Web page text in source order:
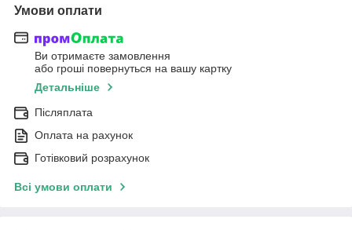
Умови оплати
Ви отримаєте замовлення
або гроші повернуться на вашу картку
Детальніше
Післяплата
Оплата на рахунок
Готівковий розрахунок
Всі умови оплати